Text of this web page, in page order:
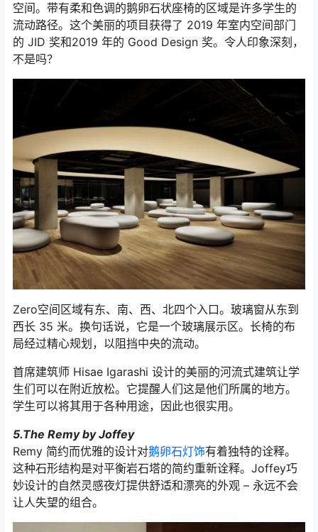
空间。带有柔和色调的鹅卵石状座椅的区域是许多学生的
流动路径。这个美丽的项目获得了 2019 年室内空间部门
的 JID 奖和2019 年的 Good Design 奖。令人印象深刻，
不是吗？
Zero空间区域有东、南、西、北四个入口。玻璃窗从东到
西长 35 米。换句话说，它是一个玻璃展示区。长椅的布
局经过精心规划，以阻挡中央的流动。
首席建筑师 Hisae Igarashi 设计的美丽的河流式建筑让学
生们可以在附近放松。它提醒人们这是他们所属的地方。
学生可以将其用于各种用途，因此也很实用。
5.The Remy by Joffey
Remy 简约而优雅的设计对鹅卵石灯饰有着独特的诠释。
这种石形结构是对平衡岩石塔的简约重新诠释。Joffey巧
妙设计的自然灵感夜灯提供舒适和漂亮的外观 – 永远不会
让人失望的组合。